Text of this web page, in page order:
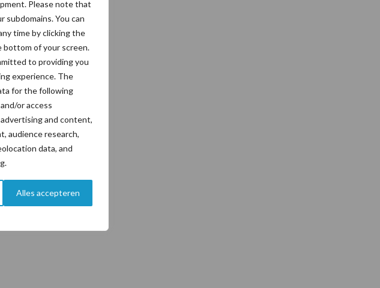
Please note that
subdomains. You can
time by clicking the
bottom of your screen.
to providing you
experience. The
for the following
or access
and content,
audience research,
data, and
Alles accepteren
te vergisten. Door
Dit biogas
en tuinders
oplopende
rug nodig. De
door te zorgen